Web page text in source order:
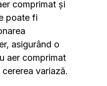
comprimat și
poate fi
asigurând o
aer comprimat
variază.